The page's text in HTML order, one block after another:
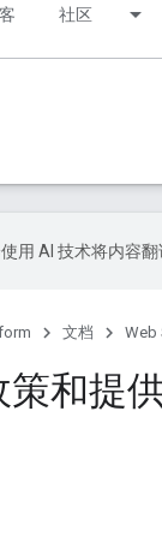
社区
用 AI 技术将内容
文档 Web
策和提